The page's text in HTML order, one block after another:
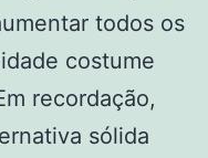
todos os
costume
recordação,
sólida